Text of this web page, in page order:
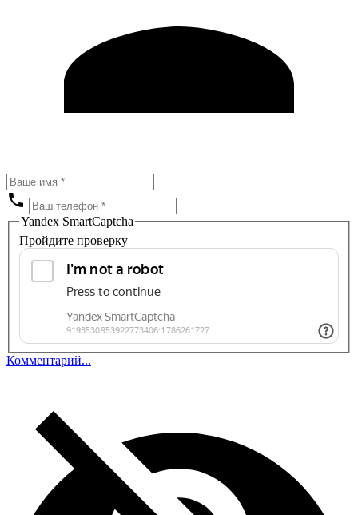
Yandex SmartCaptcha
Пройдите проверку
Комментарий...